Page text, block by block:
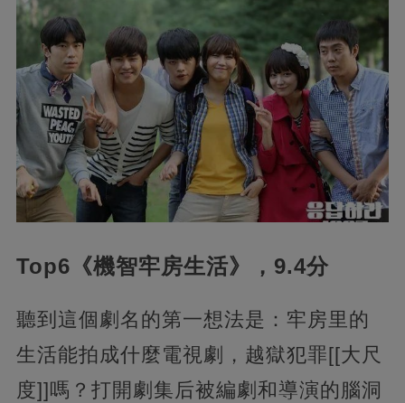
Top6《機智牢房生活》，9.4分
聽到這個劇名的第一想法是：牢房里的
生活能拍成什麼電視劇，越獄犯罪[[大尺
度]]嗎？打開劇集后被編劇和導演的腦洞